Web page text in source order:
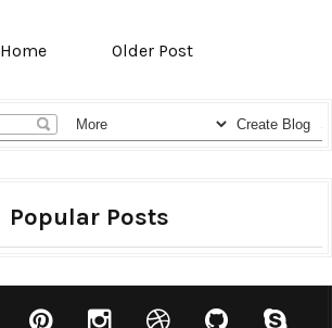
Home Older Post
Popular Posts